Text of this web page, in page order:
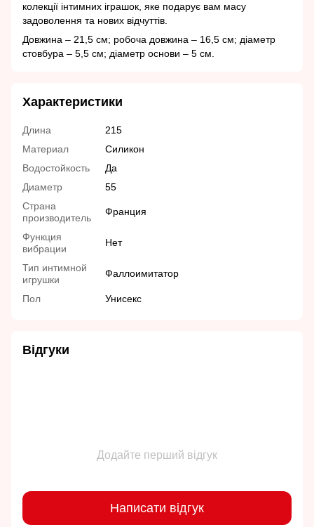
колекції інтимних іграшок, яке подарує вам масу
задоволення та нових відчуттів.
Довжина – 21,5 см; робоча довжина – 16,5 см; діаметр
стовбура – ​​5,5 см; діаметр основи – 5 см.
Характеристики
Длина
215
Материал
Силикон
Водостойкость
Да
Диаметр
55
Страна
производитель
Франция
Функция
вибрации
Нет
Тип интимной
игрушки
Фаллоимитатор
Пол Унисекс
Відгуки
Додайте перший відгук
Написати відгук